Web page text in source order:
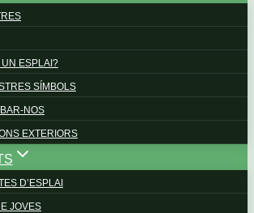
ESPLAI?
SÍMBOLS
NOS
EXTERIORS
D’ESPLAI
JOVES